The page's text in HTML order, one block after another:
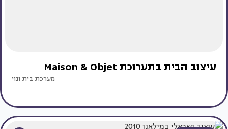
עיצוב הבית בתערוכת Maison & Objet
מערכת בית ונוי